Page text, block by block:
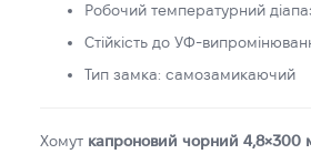
Робочий температурний
Стійкість до УФ-
Тип замка: самозамикаючий
Хомут капроновий чорний 4,8×300